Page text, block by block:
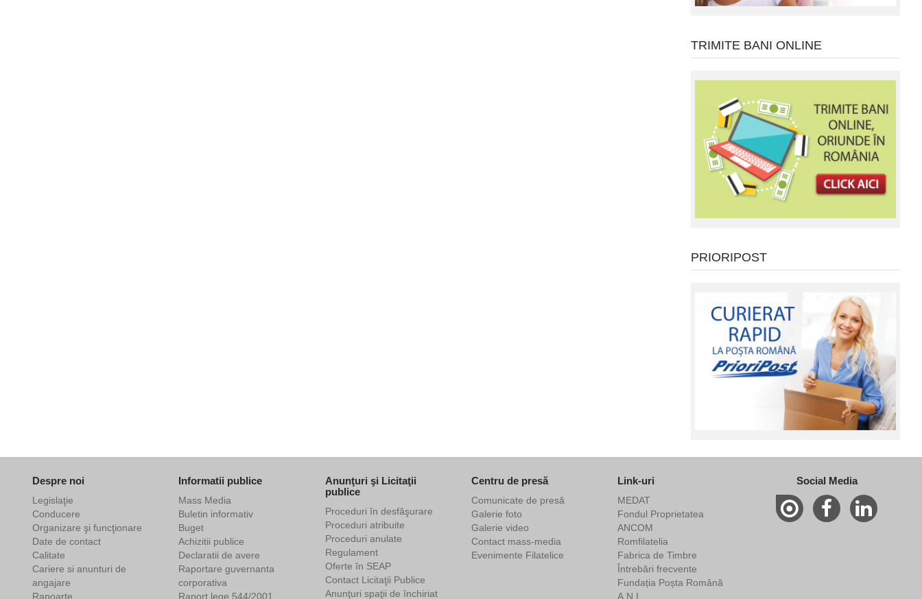
TRIMITE BANI ONLINE
PRIORIPOST
Despre noi
Legislaţie
Conducere
Organizare şi funcţionare
Date de contact
Calitate
Cariere si anunturi de
angajare
Rapoarte
Informatii publice
Mass Media
Buletin informativ
Buget
Achizitii publice
Declaratii de avere
Raportare guvernanta
corporativa
Raport lege 544/2001
Anunţuri şi Licitaţii
publice
Proceduri în desfăşurare
Proceduri atribuite
Proceduri anulate
Regulament
Oferte în SEAP
Contact Licitaţii Publice
Anunţuri spaţii de închiriat
Centru de presă
Comunicate de presă
Galerie foto
Galerie video
Contact mass-media
Evenimente Filatelice
Link-uri
MEDAT
Fondul Proprietatea
ANCOM
Romfilatelia
Fabrica de Timbre
Întrebări frecvente
Fundația Poșta Română
A.N.I.
Social Media